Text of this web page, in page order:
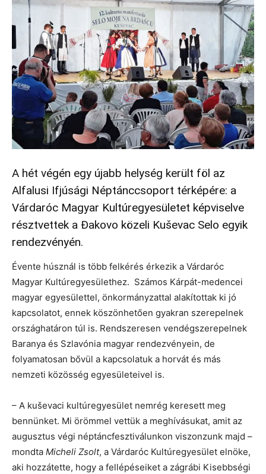
A hét végén egy újabb helység került föl az
Alfalusi Ifjúsági Néptánccsoport térképére: a
Várdaróc Magyar Kultúregyesületet képviselve
résztvettek a Đakovo közeli Kuševac Selo egyik
rendezvényén.
Évente húsznál is több felkérés érkezik a Várdaróc
Magyar Kultúregyesülethez. Számos Kárpát-medencei
magyar egyesülettel, önkormányzattal alakítottak ki jó
kapcsolatot, ennek köszönhetően gyakran szerepelnek
országhatáron túl is. Rendszeresen vendégszerepelnek
Baranya és Szlavónia magyar rendezvényein, de
folyamatosan bővül a kapcsolatuk a horvát és más
nemzeti közösség egyesületeivel is.
– A kuševaci kultúregyesület nemrég keresett meg
bennünket. Mi örömmel vettük a meghívásukat, amit az
augusztus végi néptáncfesztiválunkon viszonzunk majd –
mondta Micheli Zsolt, a Várdaróc Kultúregyesület elnöke,
aki hozzátette, hogy a fellépéseiket a zágrábi Kisebbségi